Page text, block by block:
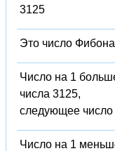
3125
Это число
Число на 1
числа 3125,
следующее число
Число на 1